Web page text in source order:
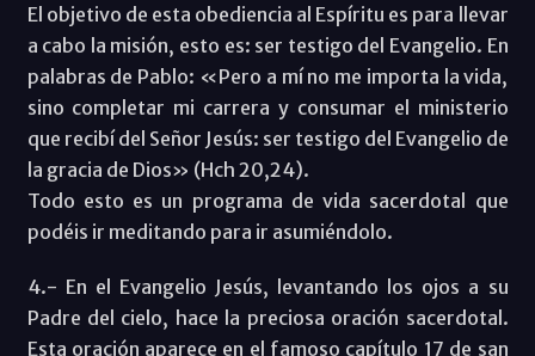
El objetivo de esta obediencia al Espíritu es para llevar
a cabo la misión, esto es: ser testigo del Evangelio. En
palabras de Pablo: «Pero a mí no me importa la vida,
sino completar mi carrera y consumar el ministerio
que recibí del Señor Jesús: ser testigo del Evangelio de
la gracia de Dios» (Hch 20,24).
Todo esto es un programa de vida sacerdotal que
podéis ir meditando para ir asumiéndolo.
4.- En el Evangelio Jesús, levantando los ojos a su
Padre del cielo, hace la preciosa oración sacerdotal.
Esta oración aparece en el famoso capítulo 17 de san